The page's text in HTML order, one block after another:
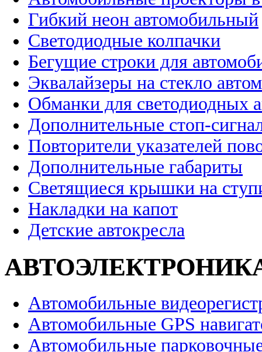
Гибкий неон автомобильный
Светодиодные колпачки
Бегущие строки для
Эквалайзеры на стекло
Обманки для светодиодных
Дополнительные стоп-
Повторители указателей
Дополнительные габариты
Светящиеся крышки на
Накладки на капот
Детские автокресла
Автомобильные
Автомобильные GPS
Автомобильные